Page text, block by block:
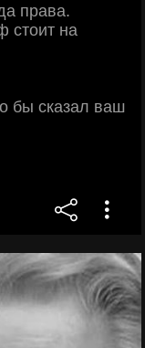
права.
стоит на
бы сказал ваш